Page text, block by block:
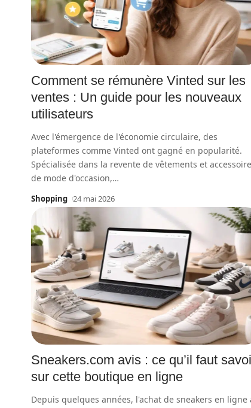
Comment se rémunère Vinted sur les
ventes : Un guide pour les nouveaux
utilisateurs
Avec l'émergence de l'économie circulaire, des
plateformes comme Vinted ont gagné en popularité.
Spécialisée dans la revente de vêtements et
de mode d'occasion,…
Shopping 24 mai 2026
Sneakers.com avis : ce qu’il faut
sur cette boutique en ligne
Depuis quelques années, l'achat de sneakers en ligne